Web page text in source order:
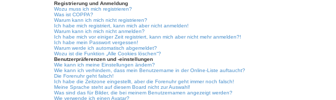
Registrierung und Anmeldung
Wozu muss ich mich registrieren?
Was ist COPPA?
Warum kann ich mich nicht registrieren?
Ich habe mich registriert, kann mich aber nicht anmelden!
Warum kann ich mich nicht anmelden?
Ich habe mich vor einiger Zeit registriert, kann mich aber nicht mehr anmelden?!
Ich habe mein Passwort vergessen!
Warum werde ich automatisch abgemeldet?
Wozu ist die Funktion „Alle Cookies löschen“?
Benutzerpräferenzen und -einstellungen
Wie kann ich meine Einstellungen ändern?
Wie kann ich verhindern, dass mein Benutzername in der Online-Liste auftaucht?
Die Forenuhr geht falsch!
Ich habe die Zeitzone eingestellt, aber die Forenuhr geht immer noch falsch!
Meine Sprache steht auf diesem Board nicht zur Auswahl!
Was sind das für Bilder, die bei meinem Benutzernamen angezeigt werden?
Wie verwende ich einen Avatar?